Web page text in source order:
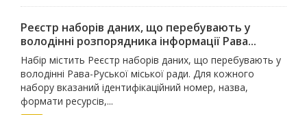
Реєстр наборів даних, що перебувають у
володінні розпорядника інформації Рава...
Набір містить Реєстр наборів даних, що перебувають у
володінні Рава-Руської міської ради. Для кожного
набору вказаний ідентифікаційний номер, назва,
формати ресурсів,...